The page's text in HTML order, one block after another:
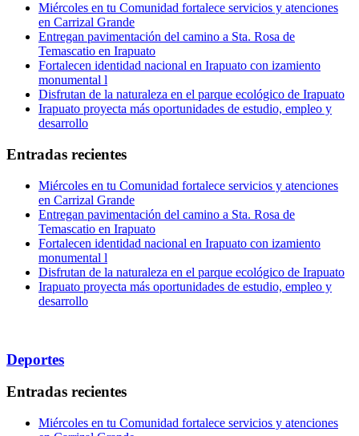
Miércoles en tu Comunidad fortalece servicios y atenciones
en Carrizal Grande
Entregan pavimentación del camino a Sta. Rosa de
Temascatio en Irapuato
Fortalecen identidad nacional en Irapuato con izamiento
monumental l
Disfrutan de la naturaleza en el parque ecológico de Irapuato
Irapuato proyecta más oportunidades de estudio, empleo y
desarrollo
Entradas recientes
Miércoles en tu Comunidad fortalece servicios y atenciones
en Carrizal Grande
Entregan pavimentación del camino a Sta. Rosa de
Temascatio en Irapuato
Fortalecen identidad nacional en Irapuato con izamiento
monumental l
Disfrutan de la naturaleza en el parque ecológico de Irapuato
Irapuato proyecta más oportunidades de estudio, empleo y
desarrollo
Deportes
Entradas recientes
Miércoles en tu Comunidad fortalece servicios y atenciones